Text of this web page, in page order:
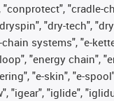
"cradle-
"dry-tech",
systems", "e-
"energy chain",
"e-skin", "e-
"igear", "iglide",